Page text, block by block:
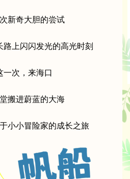
新奇大胆的尝试
路上闪闪发光的高光时刻
一次，来海口
搬进蔚蓝的大海
小小冒险家的成长之旅